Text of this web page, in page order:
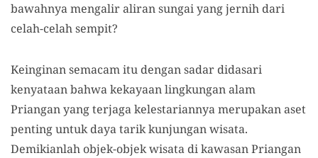
bawahnya mengalir aliran sungai yang jernih dari
celah-celah sempit?
Keinginan semacam itu dengan sadar didasari
kenyataan bahwa kekayaan lingkungan alam
Priangan yang terjaga kelestariannya merupakan aset
penting untuk daya tarik kunjungan wisata.
Demikianlah objek-objek wisata di kawasan Priangan